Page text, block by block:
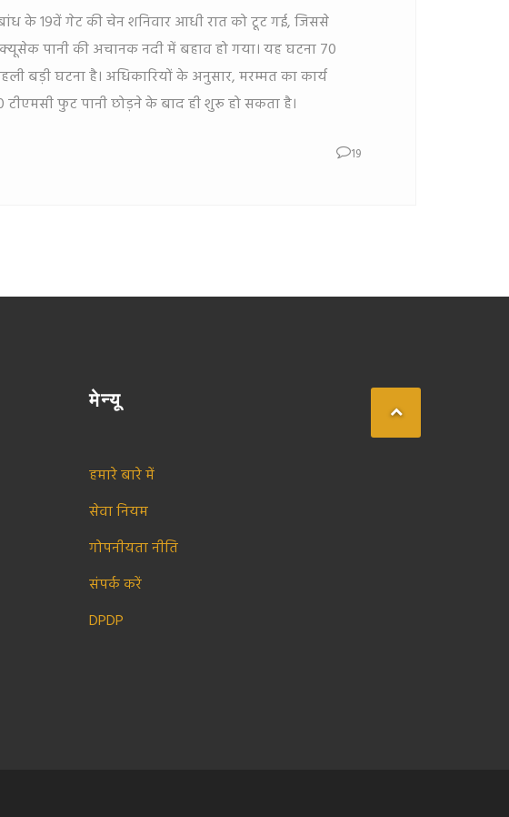
के 19वें गेट की चेन शनिवार आधी रात को टूट गई, जिससे
पानी की अचानक नदी में बहाव हो गया। यह घटना 70
बड़ी घटना है। अधिकारियों के अनुसार, मरम्मत का कार्य
फुट पानी छोड़ने के बाद ही शुरू हो सकता है।
19
मेन्यू
हमारे बारे में
सेवा नियम
गोपनीयता नीति
संपर्क करें
DPDP